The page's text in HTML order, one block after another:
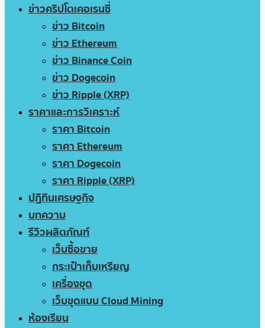
ข่าวคริปโตเคอเรนซี่
ข่าว Bitcoin
ข่าว Ethereum
ข่าว Binance Coin
ข่าว Dogecoin
ข่าว Ripple (XRP)
ราคาและการวิเคราะห์
ราคา Bitcoin
ราคา Ethereum
ราคา Dogecoin
ราคา Ripple (XRP)
ปฏิทินเศรษฐกิจ
บทความ
รีวิวผลิตภัณฑ์
เว็บซื้อขาย
กระเป๋าเก็บเหรียญ
เครื่องขุด
เว็บขุดแบบ Cloud Mining
ห้องเรียน